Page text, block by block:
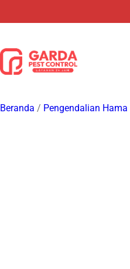
ke
Beranda / Pengendalian